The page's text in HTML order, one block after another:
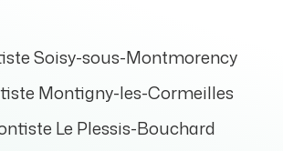
Soisy-sous-Montmorency
Montigny-les-Cormeilles
Le Plessis-Bouchard